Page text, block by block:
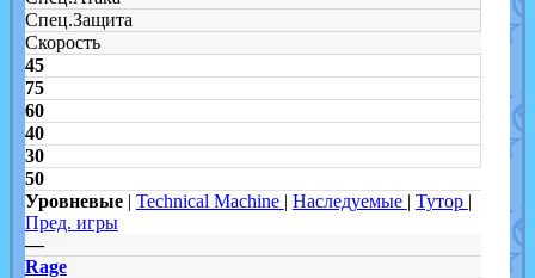
Спец.Защита
Скорость
45
75
60
40
30
50
Уровневые | Technical Machine | Наследуемые | Тутор |
Пред. игры
—
Rage